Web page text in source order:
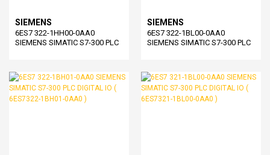
SIEMENS
6ES7 322-1HH00-0AA0
SIEMENS SIMATIC S7-300 PLC
SIEMENS
6ES7 322-1BL00-0AA0
SIEMENS SIMATIC S7-300 PLC